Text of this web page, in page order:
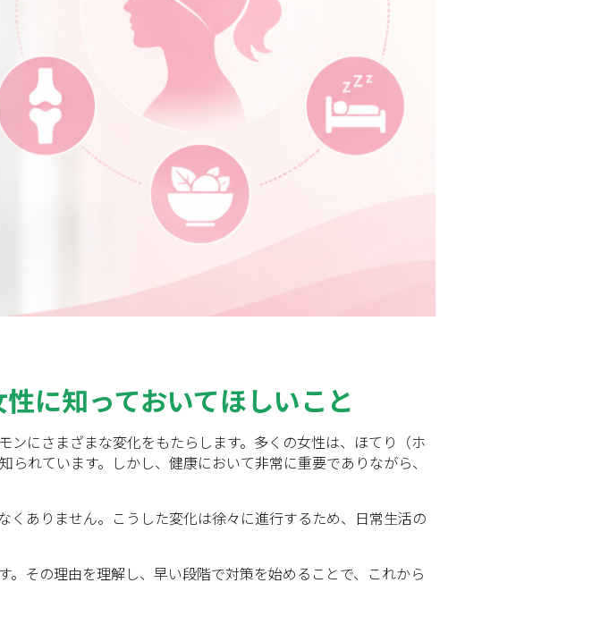
に知っておいてほしいこと
にさまざまな変化をもたらします。多くの女性は、ほてり（ホ
れています。しかし、健康において非常に重要でありながら、
ありません。こうした変化は徐々に進行するため、日常生活の
その理由を理解し、早い段階で対策を始めることで、これから